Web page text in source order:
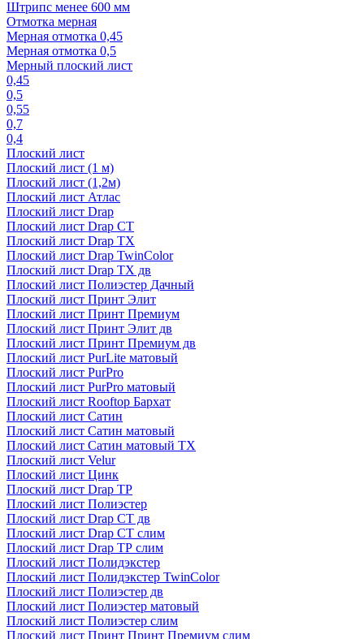
Штрипс менее 600 мм
Отмотка мерная
Мерная отмотка 0,45
Мерная отмотка 0,5
Мерный плоский лист
0,45
0,5
0,55
0,7
0,4
Плоский лист
Плоский лист (1 м)
Плоский лист (1,2м)
Плоский лист Атлас
Плоский лист Drap
Плоский лист Drap СТ
Плоский лист Drap TX
Плоский лист Drap TwinColor
Плоский лист Drap ТХ дв
Плоский лист Полиэстер Дачный
Плоский лист Принт Элит
Плоский лист Принт Премиум
Плоский лист Принт Элит дв
Плоский лист Принт Премиум дв
Плоский лист PurLite матовый
Плоский лист PurPro
Плоский лист PurPro матовый
Плоский лист Rooftop Бархат
Плоский лист Сатин
Плоский лист Сатин матовый
Плоский лист Сатин матовый TX
Плоский лист Velur
Плоский лист Цинк
Плоский лист Drap ТР
Плоский лист Полиэстер
Плоский лист Drap СТ дв
Плоский лист Drap СТ слим
Плоский лист Drap ТР слим
Плоский лист Полидэкстер
Плоский лист Полидэкстер TwinColor
Плоский лист Полиэстер дв
Плоский лист Полиэстер матовый
Плоский лист Полиэстер слим
Плоский лист Принт Принт Премиум слим